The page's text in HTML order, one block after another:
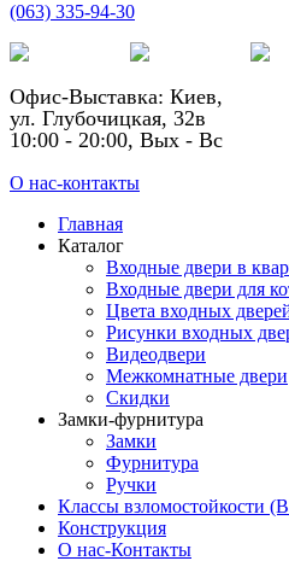
(063) 335-94-30
Офис-Выставка: Киев,
ул. Глубочицкая, 32в
10:00 - 20:00, Вых - Вс
О нас-контакты
Главная
Каталог
Входные двери в
Входные двери для
Цвета входных
Рисунки входных
Видеодвери
Межкомнатные двери
Скидки
Замки-фурнитура
Замки
Фурнитура
Ручки
Классы взломостойкости
Конструкция
О нас-Контакты